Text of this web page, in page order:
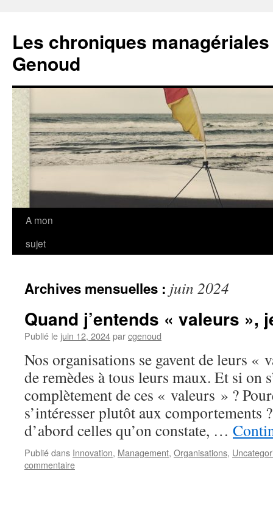
Les chroniques
Genoud
Aller
A mon
sujet
Archives mensuelles : juin 2024
Quand j’entends « valeurs »,
Publié le juin 12, 2024parcgenoud
Nos organisations se gavent de leurs «
de remèdes à tous leurs maux. Et si on
complètement de ces « valeurs » ?
s’intéresser plutôt aux comportements
d’abord celles qu’on constate, …
Publié dans Innovation, Management, Organisations,
commentaire